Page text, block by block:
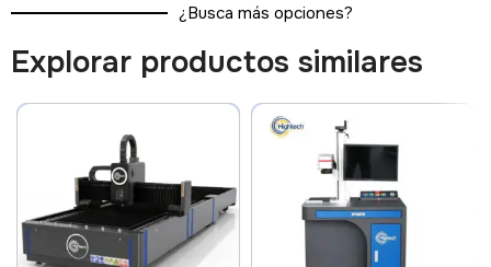
¿Busca más opciones?
Explorar productos similares